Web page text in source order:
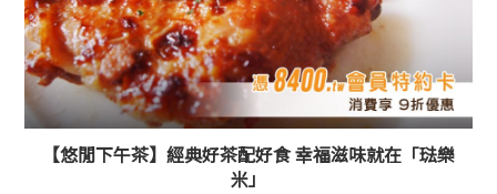
【悠閒下午茶】經典好茶配好食 幸福滋味就在「琺樂
米」